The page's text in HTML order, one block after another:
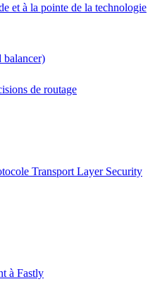
et à la pointe de la technologie
balancer)
de routage
Transport Layer Security
à Fastly